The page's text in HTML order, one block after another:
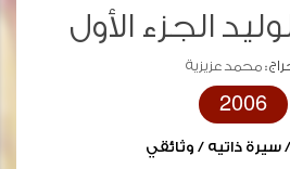
الجزء الأول
:محمد عزيزية
2006
سيرة ذاتيه / وثائقي